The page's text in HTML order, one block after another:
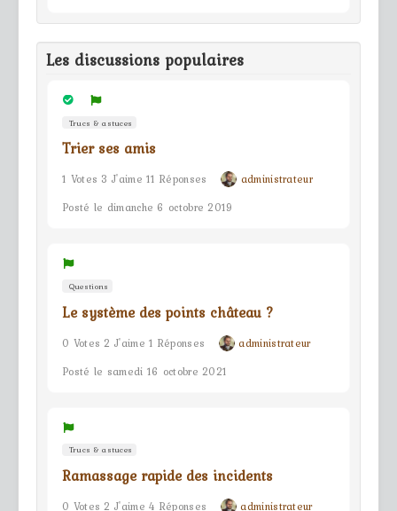
Les discussions populaires
Trucs & astuces
Trier ses amis
1 Votes 3 J'aime 11 Réponses
administrateur
Posté le dimanche 6 octobre 2019
Questions
Le système des points château ?
0 Votes 2 J'aime 1 Réponses
administrateur
Posté le samedi 16 octobre 2021
Trucs & astuces
Ramassage rapide des incidents
0 Votes 2 J'aime 4 Réponses
administrateur